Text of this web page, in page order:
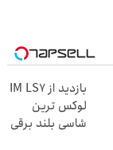
بازدید از IM LS7
لوکس ترین
شاسی بلند برقی